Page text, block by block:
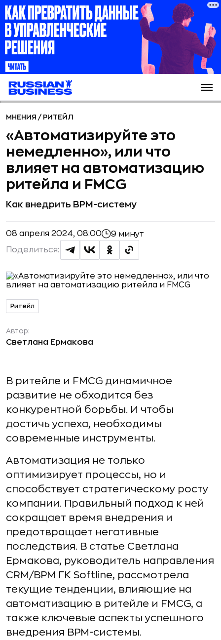
МНЕНИЯ / РИТЕЙЛ
«Автоматизируйте это
немедленно», или что
влияет на автоматизацию
ритейла и FMCG
Как внедрить BPM-систему
08 апреля 2024, 08:00 9 минут
Поделиться:
Ритейл
Автор:
Светлана Ермакова
В ритейле и FMCG динамичное
развитие не обходится без
конкурентной борьбы. И чтобы
достичь успеха, необходимы
современные инструменты.
Автоматизация не только
оптимизирует процессы, но и
способствует стратегическому росту
компании. Правильный подход к ней
сокращает время внедрения и
предотвращает негативные
последствия. В статье Светлана
Ермакова, руководитель направления
CRM/BPM ГК Softline, рассмотрела
текущие тенденции, влияющие на
автоматизацию в ритейле и FMCG, а
также ключевые аспекты успешного
внедрения BPM-системы.